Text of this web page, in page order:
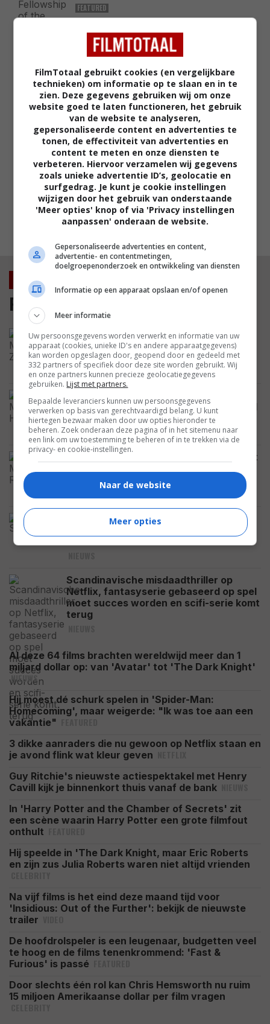
FEATURED
Zelfs de grote finale van 'The Lord
of the Rings' bevat honderden
fouten die bijna niemand tijdens het
kijken ziet
FEATURED
Niet Tom Holland of Matt Damon
maar deze acteur is onverwacht de
kassamagneet van 2026
FEATURED
Leonardo DiCaprio noemt de grote
filmrol die hij 30 jaar later nog altijd
betreurt
FEATURED
Nieuws
Film
De nieuwste Godzilla-film wordt groter
en woester, en duurt ook nog eens flink
lang
NIEUWS
Ook Netflix profiteert flink van het
enorme succes van 'Spider-Man: Brand
New Day'
NETFLIX
Vanavond kijk je op SBS 9 een compleet
wederopstanding van 'Neo'
'Supergirl' krijgt harde klap en eindigt
wereldwijd lager dan beruchte flop
Scandinavische misdaadthriller op
Netflix, fantasyserie gebaseerd op spel
moet succes worden en scifi-serie komt
terug
Al deze 64 films brachten wereldwijd meer dan 1
miljard dollar op: van 'Avatar' tot 'The Dark Knight'
NIEUWS
Hij moest dé schurk spelen in 'Spider-Man:
Homecoming', maar weigerde: "Ik was toe aan een
vakantie"
3 dikke aanraders die nu gewoon op Netflix staan en
je avond flink wat kleur geven
Guy Ritchie's nieuwste actiespektakel met Henry
Cavill kijk je binnenkort thuis vanaf de bank
In 'Harry Potter and the Chamber of Secrets' zit
een scène waarin Harry Potter een grote filmfout
onthult
Hij speelde in 'The Dark Knight, maar Eric Roberts
en zijn zus Julia Roberts waren niet altijd vrienden
Na vijf films is het eind deze maand tijd voor
'Insidious: Out of the Further': bekijk de nieuwste
trailer
De hoofdrolspeler is een leugenaar, budgetten veel
te hoog en de films tenenkrommend: 'Fast &
Furious' is passé
Door slechts één rol kan Chris Hemsworth nu ruim
15 miljoen Amerikaanse dollar per film vragen
FilmTotaal gebruikt cookies (en vergelijkbare
technieken) om informatie op te slaan en in te
zien. Deze gegevens gebruiken wij om onze
website goed te laten functioneren, het gebruik
van de website te analyseren,
gepersonaliseerde content en advertenties te
tonen, de effectiviteit van advertenties en
content te meten en onze diensten te
verbeteren. Hiervoor verzamelen wij gegevens
zoals unieke advertentie ID’s, geolocatie en
surfgedrag. Je kunt je cookie instellingen
wijzigen door het gebruik van onderstaande
'Meer opties' knop of via 'Privacy instellingen
aanpassen' onderaan de website.
Gepersonaliseerde advertenties en content,
advertentie- en contentmetingen,
doelgroepenonderzoek en ontwikkeling van diensten
Informatie op een apparaat opslaan en/of openen
Meer informatie
Uw persoonsgegevens worden verwerkt en informatie van uw
apparaat (cookies, unieke ID's en andere apparaatgegevens)
kan worden opgeslagen door, geopend door en gedeeld met
332 partners of specifiek door deze site worden gebruikt. Wij
en onze partners kunnen precieze geolocatiegegevens
gebruiken. Lijst met partners.
Bepaalde leveranciers kunnen uw persoonsgegevens
verwerken op basis van gerechtvaardigd belang. U kunt
hiertegen bezwaar maken door uw opties hieronder te
beheren. Zoek onderaan deze pagina of in het sitemenu naar
een link om uw toestemming te beheren of in te trekken via de
privacy- en cookie-instellingen.
Naar de website
Meer opties